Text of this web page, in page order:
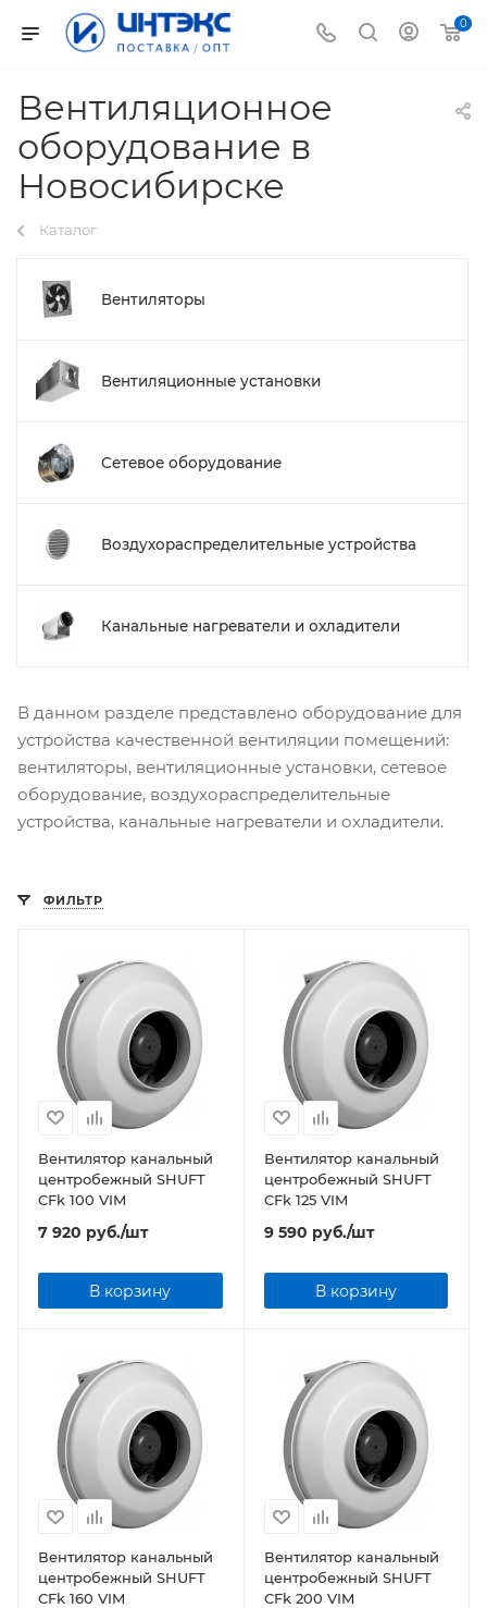
0
Вентиляционное
оборудование в
Новосибирске
Каталог
Вентиляторы
Вентиляционные установки
Сетевое оборудование
Воздухораспределительные устройства
Канальные нагреватели и охладители
В данном разделе представлено оборудование для
устройства качественной вентиляции помещений:
вентиляторы, вентиляционные установки, сетевое
оборудование, воздухораспределительные
устройства, канальные нагреватели и охладители.
ФИЛЬТР
Вентилятор канальный
центробежный SHUFT
CFk 100 VIM
7 920 руб./шт
В корзину
Вентилятор канальный
центробежный SHUFT
CFk 125 VIM
9 590 руб./шт
В корзину
Вентилятор канальный
центробежный SHUFT
CFk 160 VIM
Вентилятор канальный
центробежный SHUFT
CFk 200 VIM